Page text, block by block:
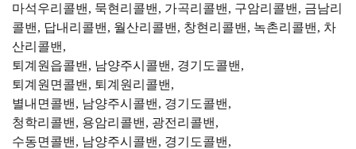
마석우리콜밴, 묵현리콜밴, 가곡리콜밴, 구암리콜밴, 금남리
콜밴, 답내리콜밴, 월산리콜밴, 창현리콜밴, 녹촌리콜밴, 차
산리콜밴,
퇴계원읍콜밴, 남양주시콜밴, 경기도콜밴,
퇴계원면콜밴, 퇴계원리콜밴,
별내면콜밴, 남양주시콜밴, 경기도콜밴,
청학리콜밴, 용암리콜밴, 광전리콜밴,
수동면콜밴, 남양주시콜밴, 경기도콜밴,